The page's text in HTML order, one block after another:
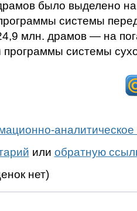
было выделено на
системы
млн. драмов — на
системы
аналитическое
или обратную
нет)